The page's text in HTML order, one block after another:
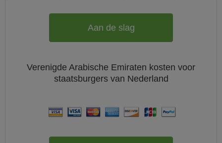
Aan de slag
Verenigde Arabische Emiraten kosten voor
staatsburgers van Nederland